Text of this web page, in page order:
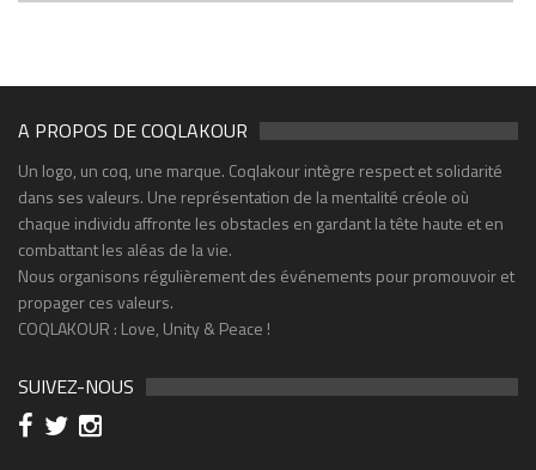
A PROPOS DE COQLAKOUR
Un logo, un coq, une marque. Coqlakour intègre respect et solidarité
dans ses valeurs. Une représentation de la mentalité créole où
chaque individu affronte les obstacles en gardant la tête haute et en
combattant les aléas de la vie.
Nous organisons régulièrement des événements pour promouvoir et
propager ces valeurs.
COQLAKOUR : Love, Unity & Peace !
SUIVEZ-NOUS